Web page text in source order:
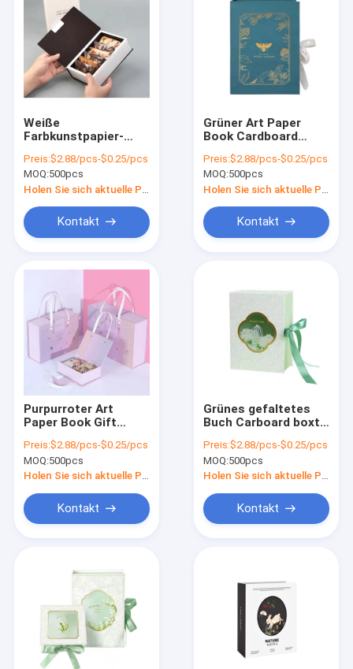
Über uns
Kontakt
Weiße
Farbkunstpapier-
Pappschachteln mit
magnetischer EVA-
Inserter-
Geschenkverpackung
Preis:$2.88/pcs-$0.25/pcs
MOQ:500pcs
Kontakt
Grüner Art Paper
Book Cardboard
magnetischen
Parfüm-Geschenk-
Verpacken
Preis:$2.88/pcs-$0.25/pcs
MOQ:500pcs
Kontakt
Purpurroter Art
Paper Book Gift
Seil-Griff für das
Verpacken
Preis:$2.88/pcs-$0.25/pcs
MOQ:500pcs
Holen Sie sich aktuelle Preis
Kontakt
Grünes gefaltetes
Buch Carboard boxt
transparentem
Fenster für das
Parfüm-Geschenk-
Preis:$2.88/pcs-$0.25/pcs
MOQ:500pcs
Holen Sie sich aktuelle Preis
Kontakt